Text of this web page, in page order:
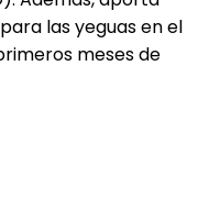
las yeguas en el
meses de